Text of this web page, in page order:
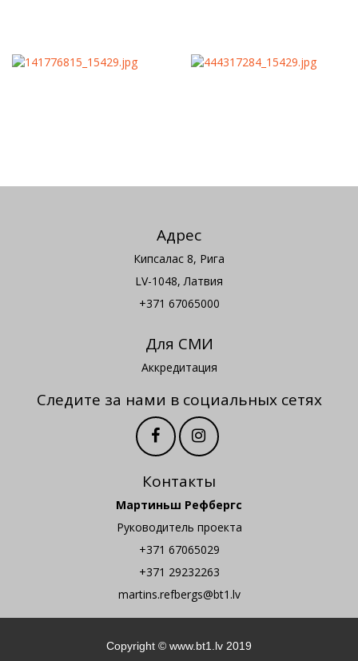
Адрес
Кипсалас 8, Рига
LV-1048, Латвия
+371 67065000
Для СМИ
Аккредитация
Следите за нами в социальных сетях
Контакты
Мартиньш Рефбергс
Руководитель проекта
+371 67065029
+371 29232263
martins.refbergs@bt1.lv
Copyright © www.bt1.lv 2019